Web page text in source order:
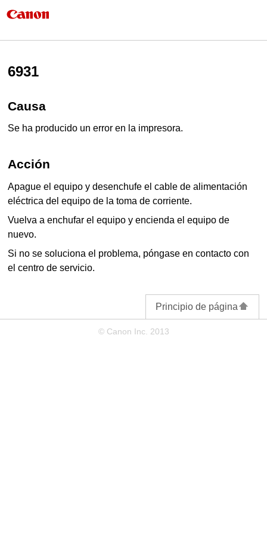
6931
Causa
Se ha producido un error en la impresora.
Acción
Apague elequipo y desenchufe el cable de alimentación
eléctrica delequipo de la toma de corriente.
Vuelva a enchufar elequipo y encienda elequipo de
nuevo.
Si no se soluciona el problema, póngase en contacto con
el centro de servicio.
Principio de página
© Canon Inc. 2013